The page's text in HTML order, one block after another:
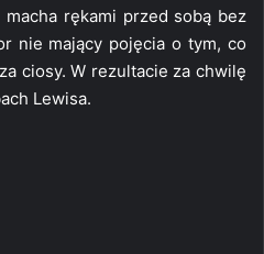
rękami przed sobą bez
nie mający pojęcia o tym, co
ciosy. W rezultacie za chwilę
Lewisa.